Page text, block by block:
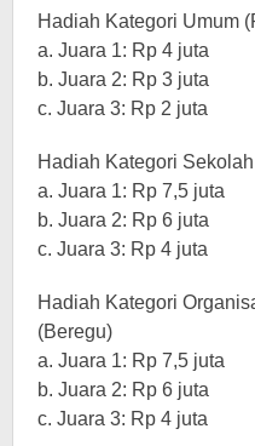
Hadiah Kategori Umum
a. Juara 1: Rp 4 juta
b. Juara 2: Rp 3 juta
c. Juara 3: Rp 2 juta
Hadiah Kategori
a. Juara 1: Rp 7,5 juta
b. Juara 2: Rp 6 juta
c. Juara 3: Rp 4 juta
Hadiah Kategori
(Beregu)
a. Juara 1: Rp 7,5 juta
b. Juara 2: Rp 6 juta
c. Juara 3: Rp 4 juta